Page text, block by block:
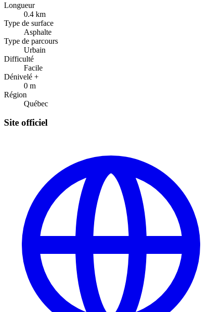
Longueur
0.4 km
Type de surface
Asphalte
Type de parcours
Urbain
Difficulté
Facile
Dénivelé +
0 m
Région
Québec
Site officiel